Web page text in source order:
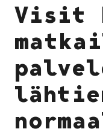
Visit